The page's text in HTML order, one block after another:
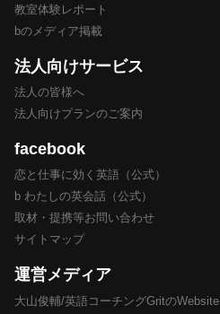
教室体験レポート
bのメディア掲載
法人向けサービス
法人の皆様へ
法人向けプランのご案内
facebook
恋と仕事に効く英語（公式）
b わたしの英会話（公式）
取材・提携等お問い合わせ
サイトマップ
運営メディア
大山俊輔/英語コーチングGritのWebsite